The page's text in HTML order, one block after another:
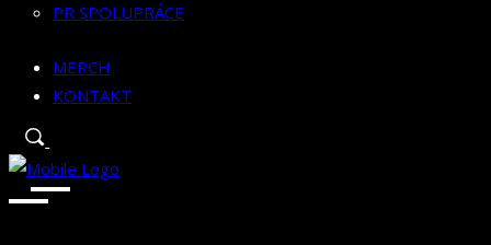
PR SPOLUPRÁCE
MERCH
KONTAKT